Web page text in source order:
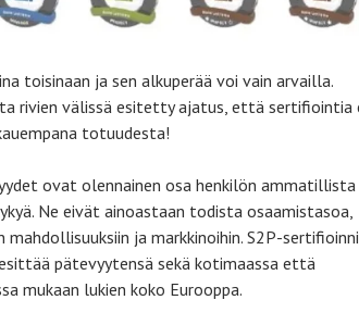
toisinaan ja sen alkuperää voi vain arvailla.
rivien välissä esitetty ajatus, että sertifiointia
totuudesta!
ovat olennainen osa henkilön ammatillista
Ne eivät ainoastaan todista osaamistasoa,
ja markkinoihin. S2P-
pätevyytensä sekä kotimaassa että
mukaan lukien koko Eurooppa.